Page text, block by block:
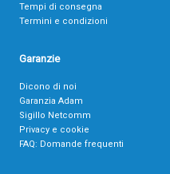
Tempi di consegna
Termini e condizioni
Garanzie
Dicono di noi
Garanzia Adam
Sigillo Netcomm
Privacy e cookie
FAQ: Domande frequenti